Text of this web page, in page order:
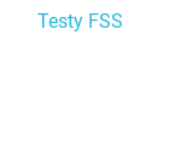
Testy FSS